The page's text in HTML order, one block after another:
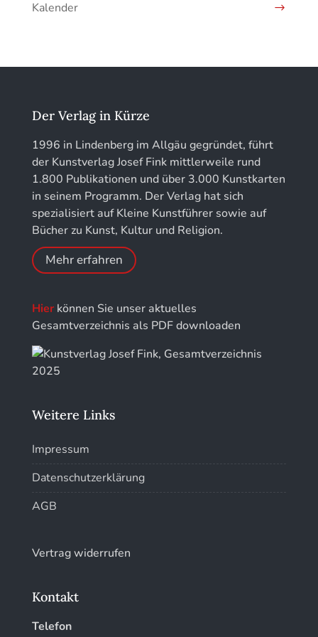
Kunstführer K
Kunstführer L
Kunstführer M
Kunstführer NO
Kunstführer PQ
Kunstführer R
Kunstführer Sch
Kunstführer St
löhe:porträts
Jahrbuch des Landkreises Lindau
Jahresschriften der DGC Deutsche Gesellschaft
für Chronometrie
Jahrbuch der Stiftung Thüringer Schlösser und
Gärten
Kalender
Der Verlag in Kürze
1996 in Lindenberg im Allgäu gegründet, führt
der Kunstverlag Josef Fink mittlerweile rund
1.800 Publikationen und über 3.000 Kunstkarten
in seinem Programm. Der Verlag hat sich
spezialisiert auf Kleine Kunstführer sowie auf
Bücher zu Kunst, Kultur und Religion.
Mehr erfahren
Hierkönnen Sie unser aktuelles
Gesamtverzeichnis als PDF downloaden
Weitere Links
Impressum
Datenschutzerklärung
AGB
Vertrag widerrufen
Kontakt
Telefon